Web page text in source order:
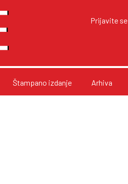
Prijavite se
Štampano izdanje Arhiva